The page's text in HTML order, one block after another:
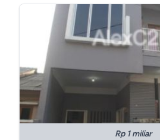
Rp 1 miliar